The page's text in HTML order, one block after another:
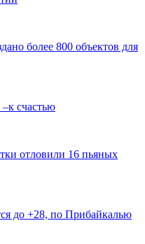
более 800 объектов для
счастью
отловили 16 пьяных
до +28, по Прибайкалью